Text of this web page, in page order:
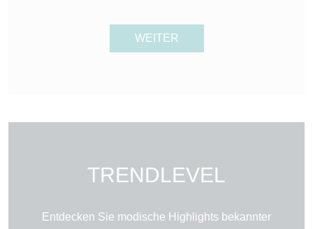
WEITER
TRENDLEVEL
Entdecken Sie modische Highlights bekannter